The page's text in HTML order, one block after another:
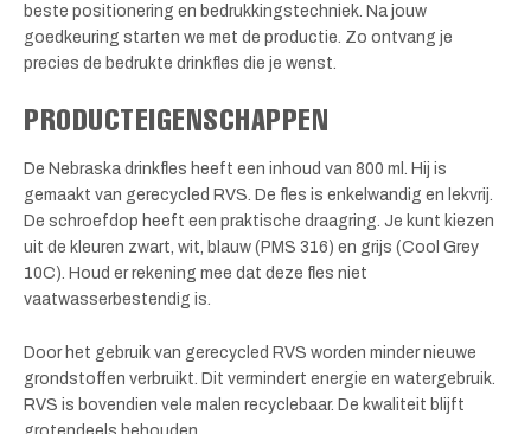
beste positionering en bedrukkingstechniek. Na jouw
goedkeuring starten we met de productie. Zo ontvang je
precies de bedrukte drinkfles die je wenst.
PRODUCTEIGENSCHAPPEN
De Nebraska drinkfles heeft een inhoud van 800 ml. Hij is
gemaakt van gerecycled RVS. De fles is enkelwandig en lekvrij.
De schroefdop heeft een praktische draagring. Je kunt kiezen
uit de kleuren zwart, wit, blauw (PMS 316) en grijs (Cool Grey
10C). Houd er rekening mee dat deze fles niet
vaatwasserbestendig is.
Door het gebruik van gerecycled RVS worden minder nieuwe
grondstoffen verbruikt. Dit vermindert energie en watergebruik.
RVS is bovendien vele malen recyclebaar. De kwaliteit blijft